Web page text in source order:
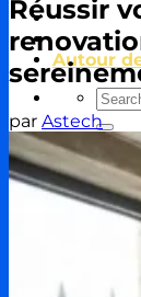
Énergie
Autour
Réussir
par Astech